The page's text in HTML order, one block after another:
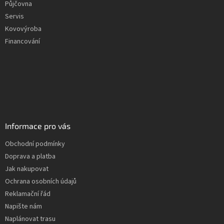
Půjčovna
Servis
Kovovýroba
Financování
Informace pro vás
Obchodní podmínky
Doprava a platba
Jak nakupovat
Ochrana osobních údajů
Reklamační řád
Napište nám
Naplánovat trasu